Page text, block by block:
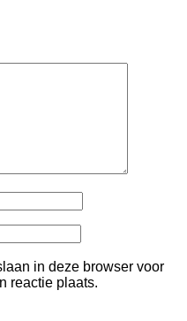
in deze browser voor
reactie plaats.